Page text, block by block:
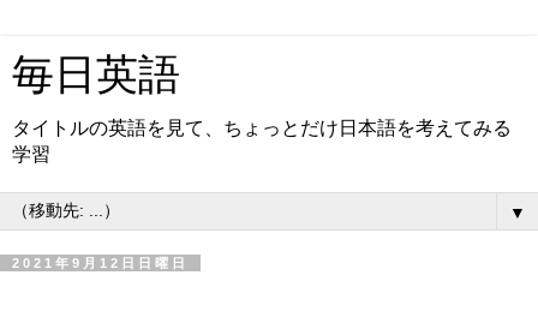
毎日英語
タイトルの英語を見て、ちょっとだけ日本語を考えてみる
学習
▼
2021年9月12日日曜日